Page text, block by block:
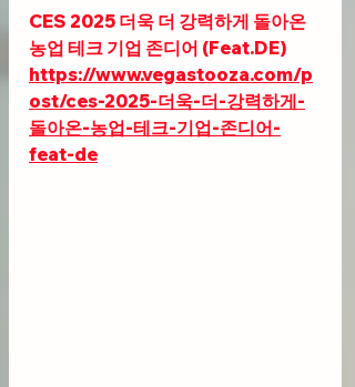
CES 2025 더욱 더 강력하게 돌아온
농업 테크 기업 존디어 (Feat.DE)
https://www.vegastooza.com/p
ost/ces-2025-더욱-더-강력하게-
돌아온-농업-테크-기업-존디어-
feat-de